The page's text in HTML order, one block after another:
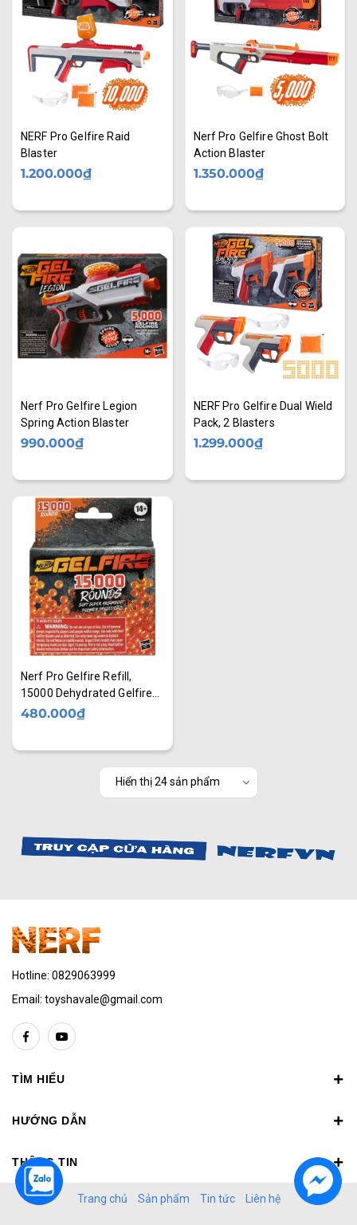
NERF Pro Gelfire Raid
Blaster
1.200.000₫
Nerf Pro Gelfire Ghost Bolt
Action Blaster
1.350.000₫
Nerf Pro Gelfire Legion
Spring Action Blaster
990.000₫
NERF Pro Gelfire Dual Wield
Pack, 2 Blasters
1.299.000₫
Nerf Pro Gelfire Refill,
15000 Dehydrated Gelfire
Rounds For Nerf Gelfire
480.000₫
Hotline: 0829063999
Email: toyshavale@gmail.com
TÌM HIỂU
HƯỚNG DẪN
THÔNG TIN
Trang chủ Sản phẩm Tin tức Liên hệ